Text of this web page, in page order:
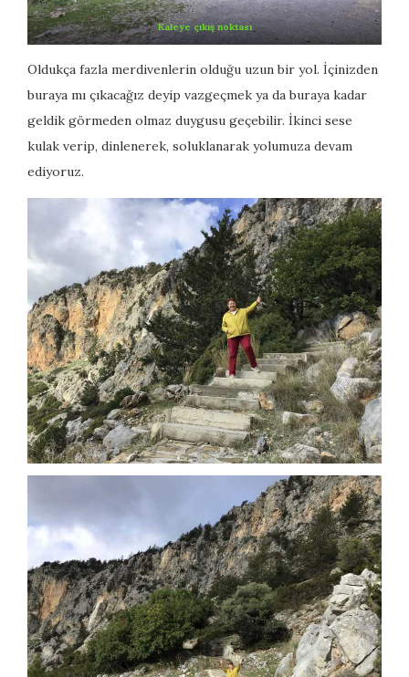
Kaleye çıkış noktası
Oldukça fazla merdivenlerin olduğu uzun bir yol. İçinizden
buraya mı çıkacağız deyip vazgeçmek ya da buraya kadar
geldik görmeden olmaz duygusu geçebilir. İkinci sese
kulak verip, dinlenerek, soluklanarak yolumuza devam
ediyoruz.